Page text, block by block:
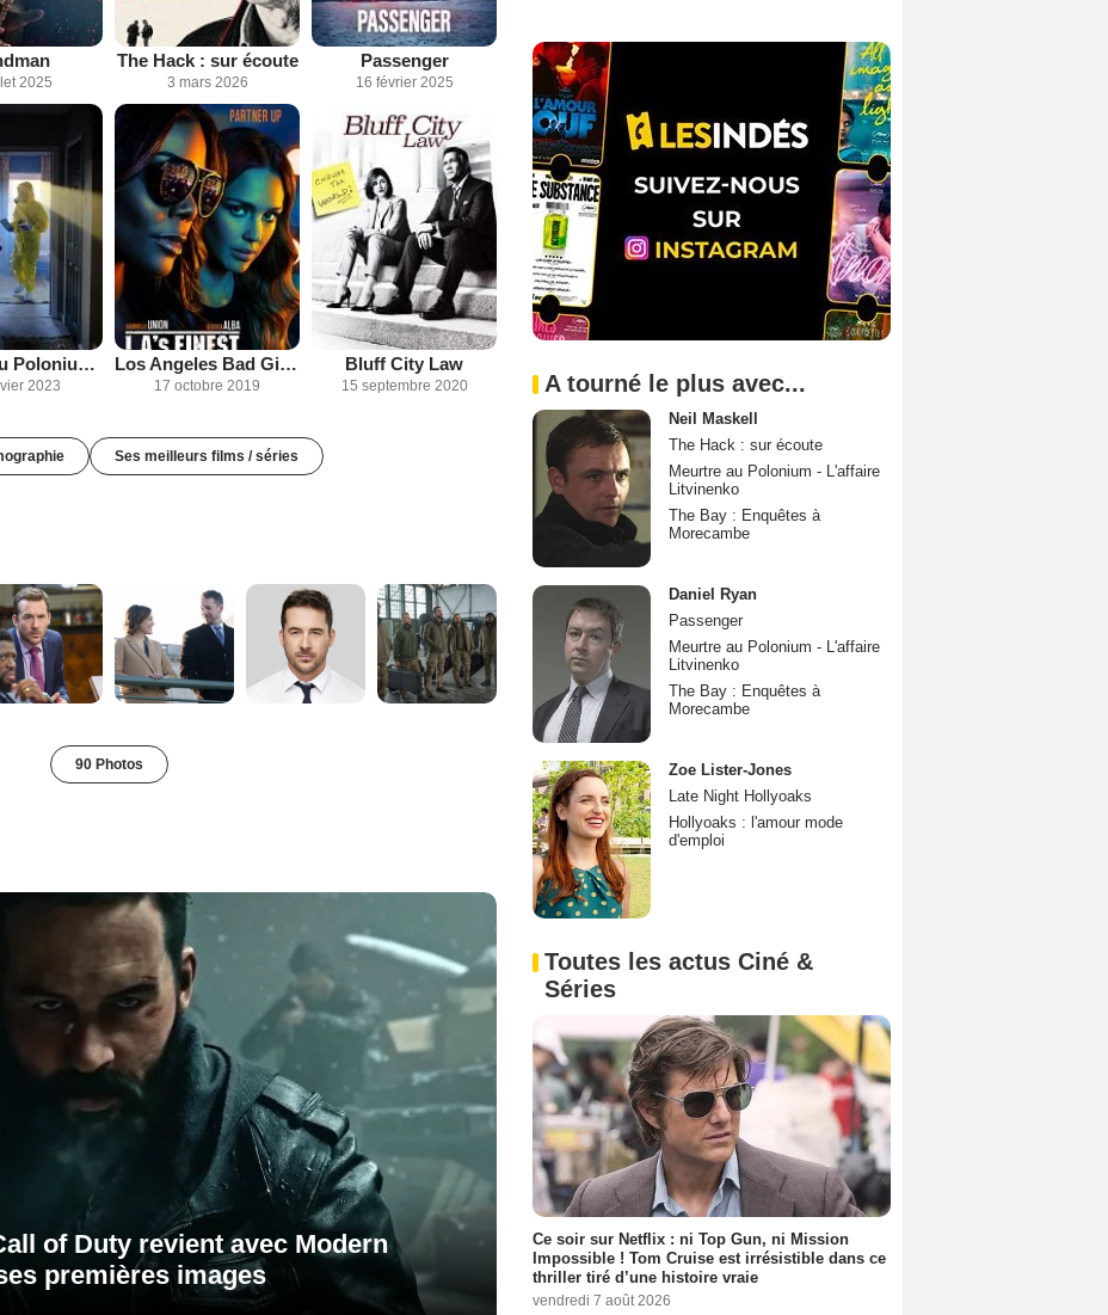
2025
The Hack : sur écoute
3 mars 2026
Passenger
16 février 2025
Meurtre au Polonium - L'affaire Litvinenko
2023
Los Angeles Bad Girls
17 octobre 2019
Bluff City Law
15 septembre 2020
Ses meilleurs films / séries
90 Photos
of Duty revient avec Modern
premières images
A tourné le plus avec...
Neil Maskell
The Hack : sur écoute
Meurtre au Polonium - L'affaire
Litvinenko
The Bay : Enquêtes à
Morecambe
Daniel Ryan
Passenger
Meurtre au Polonium - L'affaire
Litvinenko
The Bay : Enquêtes à
Morecambe
Zoe Lister-Jones
Late Night Hollyoaks
Hollyoaks : l'amour mode
d'emploi
Toutes les actus Ciné &
Séries
Ce soir sur Netflix : ni Top Gun, ni Mission
Impossible ! Tom Cruise est irrésistible dans ce
thriller tiré d’une histoire vraie
vendredi 7 août 2026